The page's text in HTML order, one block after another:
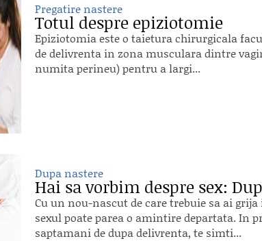
Pregatire nastere
Totul despre epiziotomie
Epiziotomia este o taietura chirurgicala
de delivrenta in zona musculara dintre
numita perineu) pentru a largi...
Dupa nastere
Hai sa vorbim despre sex:
Cu un nou-nascut de care trebuie sa ai
sexul poate parea o amintire departata. In
saptamani de dupa delivrenta, te simti...